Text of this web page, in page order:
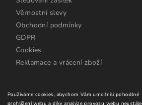
Používáme cookies, abychom Vám umožnili pohodlné
prohlížení webu a díky analýze provozu webu neustále
Věrnostní slevy
Obchodní podmínky
GDPR
Cookies
Reklamace a vrácení zboží